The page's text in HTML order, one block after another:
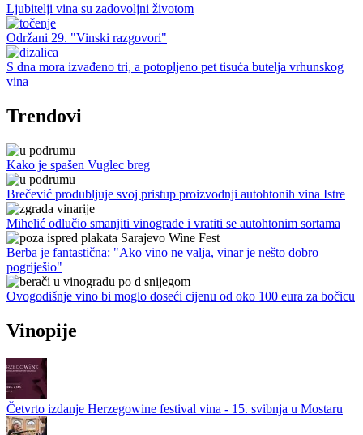
Ljubitelji vina su zadovoljni životom
Održani 29. "Vinski razgovori"
S dna mora izvađeno tri, a potopljeno pet tisuća butelja vrhunskog
vina
Trendovi
Kako je spašen Vuglec breg
Brečević produbljuje svoj pristup proizvodnji autohtonih vina Istre
Mihelić odlučio smanjiti vinograde i vratiti se autohtonim sortama
Berba je fantastična: "Ako vino ne valja, vinar je nešto dobro
pogriješio"
Ovogodišnje vino bi moglo doseći cijenu od oko 100 eura za bočicu
Vinopije
Četvrto izdanje Herzegowine festival vina - 15. svibnja u Mostaru